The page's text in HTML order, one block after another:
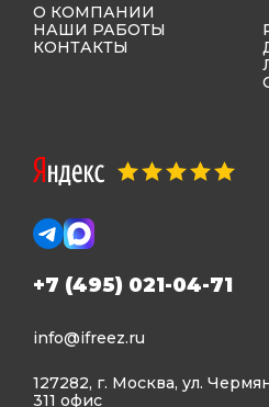
О КОМПАНИИ
НАШИ РАБОТЫ
КОНТАКТЫ
+7 (495) 021-04-71
info@ifreez.ru
127282, г. Москва, ул.
311 офис